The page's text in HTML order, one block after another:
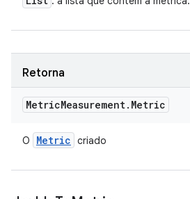
Retorna
MetricMeasurement. Metric
O Metric criado